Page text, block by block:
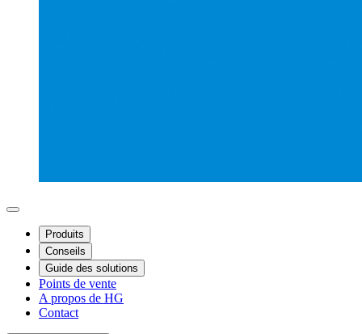
Produits
Conseils
Guide des solutions
Points de vente
A propos de HG
Contact